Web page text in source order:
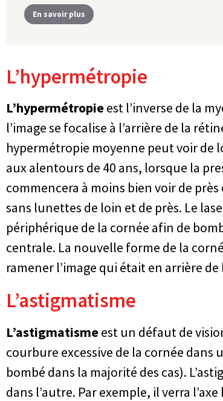
En savoir plus
L’hypermétropie
L’hypermétropieest l’inverse de la
l’image se focalise à l’arrière de la
hypermétropie moyenne peut voir de
aux alentours de 40 ans, lorsque la
commencera à moins bien voir de
sans lunettes de loin et de près. Le
périphérique de la cornée afin de
centrale. La nouvelle forme de la
ramener l’image qui était en arrière de
L’astigmatisme
L’astigmatismeest un défaut de
courbure excessive de la cornée dans
bombé dans la majorité des cas).
dans l’autre. Par exemple, il verra